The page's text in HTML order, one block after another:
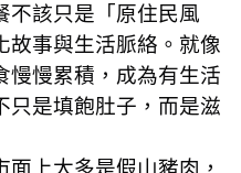
不該只是「原住民風
故事與生活脈絡。就像
慢慢累積，成為有生活
只是填飽肚子，而是滋
上大多是假山豬肉，